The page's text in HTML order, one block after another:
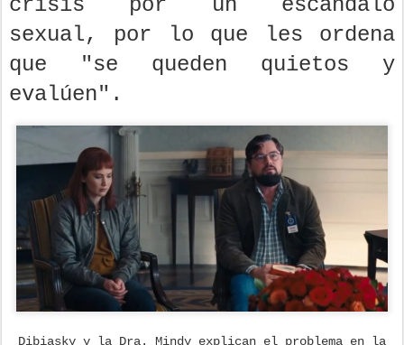
crisis por un escándalo
sexual, por lo que les ordena
que "se queden quietos y
evalúen".
Dibiasky y la Dra. Mindy explican el problema en la